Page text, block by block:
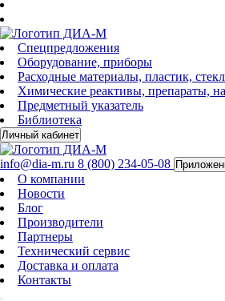
Спецпредложения
Оборудование, приборы
Расходные материалы, пластик,
Химические реактивы, препараты,
Предметный указатель
Библиотека
Личный кабинет
info@dia-m.ru 8 (800) 234-05-08
О компании
Новости
Блог
Производители
Партнеры
Технический сервис
Доставка и оплата
Контакты